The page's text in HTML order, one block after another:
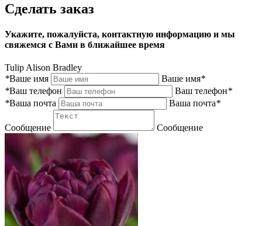
Сделать заказ
Укажите, пожалуйста, контактную информацию и мы
свяжемся с Вами в ближайшее время
Tulip Alison Bradley
*Ваше имя Ваше имя*
*Ваш телефон Ваш телефон*
*Ваша почта Ваша почта*
Сообщение Сообщение